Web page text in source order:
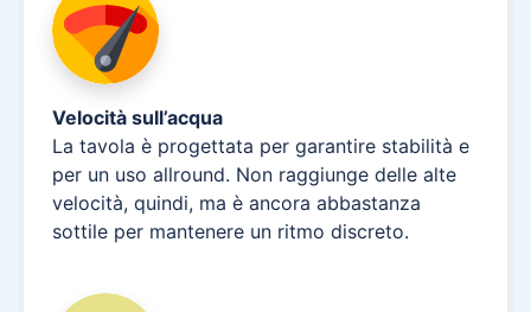
Velocità sull’acqua
La tavola è progettata per garantire stabilità e
per un uso allround. Non raggiunge delle alte
velocità, quindi, ma è ancora abbastanza
sottile per mantenere un ritmo discreto.